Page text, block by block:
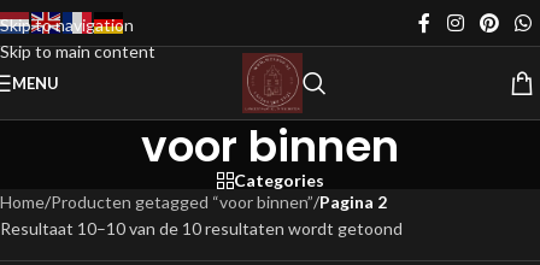
Skip to navigation
Skip to main content
MENU
voor binnen
Categories
Home/Producten getagged “voor binnen”/Pagina 2
Resultaat 10–10 van de 10 resultaten wordt getoond